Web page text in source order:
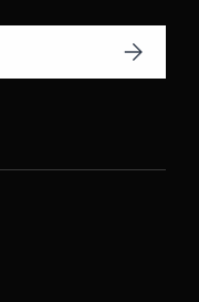
訂閱